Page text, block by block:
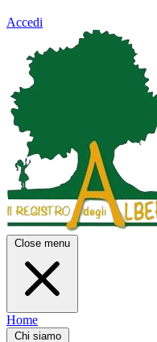
Accedi
Close menu
Home
Chi siamo